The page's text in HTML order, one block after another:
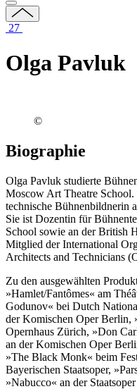
27
Olga Pavluk
©
Biographie
Olga Pavluk studierte
Moscow Art Theatre
technische Bühnenbildnerin
Sie ist Dozentin für
School sowie an der British
Mitglied der International
Architects and Technicians
Zu den ausgewählten
»Hamlet/Fantômes« am
Godunov« bei Dutch
der Komischen Oper Berlin,
Opernhaus Zürich, »Don
an der Komischen Oper
»The Black Monk« beim
Bayerischen Staatsoper,
»Nabucco« an der